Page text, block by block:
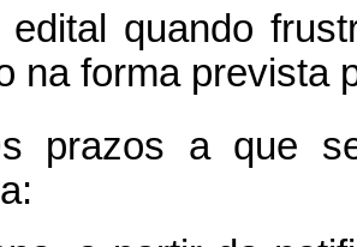
quando
na forma prevista
prazos a que